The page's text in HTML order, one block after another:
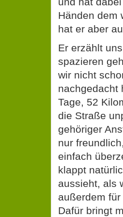
Händen dem
hat er aber
Er erzählt
spazieren
wir nicht
nachgedacht
Tage, 52
die Straße
gehöriger
nur
einfach
klappt
aussieht, als
außerdem
Dafür bringt